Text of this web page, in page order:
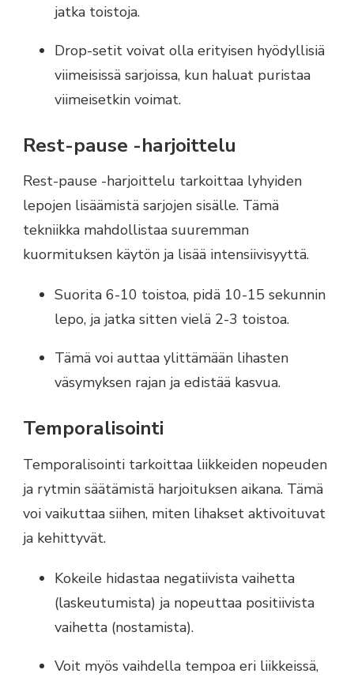
jatka toistoja.
Drop-setit voivat olla erityisen hyödyllisiä
viimeisissä sarjoissa, kun haluat puristaa
viimeisetkin voimat.
Rest-pause -harjoittelu
Rest-pause -harjoittelu tarkoittaa lyhyiden
lepojen lisäämistä sarjojen sisälle. Tämä
tekniikka mahdollistaa suuremman
kuormituksen käytön ja lisää intensiivisyyttä.
Suorita 6-10 toistoa, pidä 10-15 sekunnin
lepo, ja jatka sitten vielä 2-3 toistoa.
Tämä voi auttaa ylittämään lihasten
väsymyksen rajan ja edistää kasvua.
Temporalisointi
Temporalisointi tarkoittaa liikkeiden nopeuden
ja rytmin säätämistä harjoituksen aikana. Tämä
voi vaikuttaa siihen, miten lihakset aktivoituvat
ja kehittyvät.
Kokeile hidastaa negatiivista vaihetta
(laskeutumista) ja nopeuttaa positiivista
vaihetta (nostamista).
Voit myös vaihdella tempoa eri liikkeissä,